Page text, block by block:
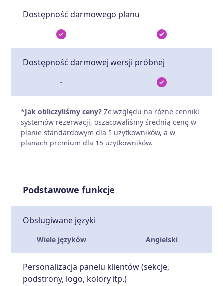
Dostępność darmowego planu
Dostępność darmowej wersji próbnej
-
*Jak obliczyliśmy ceny? Ze względu na różne cenniki
systemów rezerwacji, oszacowaliśmy średnią cenę w
planie standardowym dla 5 użytkowników, a w
planach premium dla 15 użytkowników.
Podstawowe funkcje
Obsługiwane języki
Wiele języków Angielski
Personalizacja panelu klientów (sekcje,
podstrony, logo, kolory itp.)